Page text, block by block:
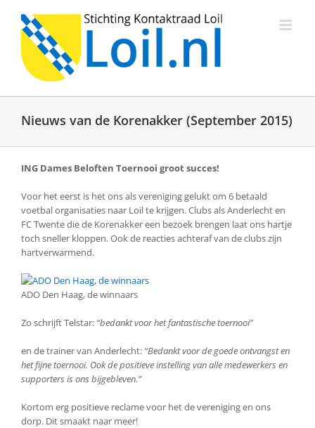
inhoud
Nieuws van de Korenakker (September 2015)
ING Dames Beloften Toernooi groot succes!
Voor het eerst is het ons als vereniging gelukt om 6 betaald
voetbal organisaties naar Loil te krijgen. Clubs als Anderlecht en
FC Twente die de Korenakker een bezoek brengen laat ons hartje
toch sneller kloppen. Ook de reacties achteraf van de clubs zijn
hartverwarmend.
ADO Den Haag, de winnaars
Zo schrijft Telstar: “bedankt voor het fantastische toernooi”
en de trainer van Anderlecht: “Bedankt voor de goede ontvangst en
het fijne toernooi. Ook de positieve instelling van alle medewerkers en
supporters is ons bijgebleven.”
Kortom erg positieve reclame voor het de vereniging en ons
dorp. Dit smaakt naar meer!